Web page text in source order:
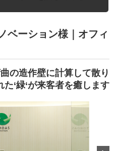
ベーション様｜オフィ
の造作壁に計算して散り
た‘緑‘が来客者を癒します